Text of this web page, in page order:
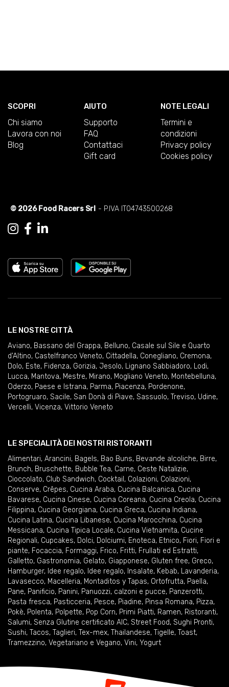
SCOPRI
Chi siamo
Lavora con noi
Blog
AIUTO
Supporto
FAQ
Contattaci
Gift card
NOTE LEGALI
Termini e
condizioni
Privacy policy
Cookies policy
© 2026 Food Racers Srl - P.IVA IT04743500268
LE NOSTRE CITTÀ
Aviano, Bassano del Grappa, Belluno, Casale sul Sile e Quarto
d'Altino, Castelfranco Veneto, Cittadella, Conegliano, Cremona,
Dolo, Este, Fidenza, Gorizia, Jesolo, Lignano Sabbiadoro, Lodi,
Lucca, Mantova, Mestre, Mirano, Mogliano Veneto, Montebelluna,
Oderzo, Paese e Istrana, Parma, Piacenza, Pordenone,
Portogruaro, Sacile, San Donà di Piave, Sassuolo, Treviso, Udine,
Vercelli, Vicenza, Vittorio Veneto
LE SPECIALITÀ DEI NOSTRI RISTORANTI
Alimentari, Arancini, Bagels, Bao Buns, Bevande alcoliche, Birre,
Brunch, Bruschette, Bubble Tea, Carne, Ceste Natalizie,
Cioccolato, Club Sandwich, Cocktail , Colazioni, Colazioni,
Conserve, Crêpes, Cucina Araba, Cucina Balcanica, Cucina
Bavarese, Cucina Cinese, Cucina Coreana, Cucina Creola, Cucina
Filippina, Cucina Georgiana, Cucina Greca, Cucina Indiana,
Cucina Latina, Cucina Libanese, Cucina Marocchina, Cucina
Messicana, Cucina Tipica Locale, Cucina Vietnamita, Cucine
Regionali, Cupcakes, Dolci, Dolciumi, Enoteca, Etnico, Fiori, Fiori e
piante, Focaccia, Formaggi, Frico, Fritti, Frullati ed Estratti,
Galletto, Gastronomia, Gelato, Giapponese, Gluten free, Greco,
Hamburger, Idee regalo, Idee regalo, Insalate, Kebab, Lavanderia,
Lavasecco, Macelleria, Montaditos y Tapas, Ortofrutta, Paella,
Pane, Panificio, Panini, Panuozzi, calzoni e pucce, Panzerotti,
Pasta fresca, Pasticceria, Pesce, Piadine, Pinsa Romana, Pizza,
Pokè, Polenta, Polpette, Pop Corn, Primi Piatti, Ramen, Ristoranti,
Salumi, Senza Glutine certificato AIC, Street Food, Sughi Pronti,
Sushi, Tacos, Taglieri, Tex-mex, Thailandese, Tigelle, Toast,
Tramezzino, Vegetariano e Vegano, Vini, Yogurt